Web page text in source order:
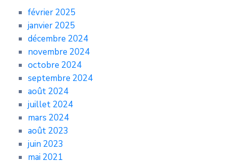
février 2025
janvier 2025
décembre 2024
novembre 2024
octobre 2024
septembre 2024
août 2024
juillet 2024
mars 2024
août 2023
juin 2023
mai 2021